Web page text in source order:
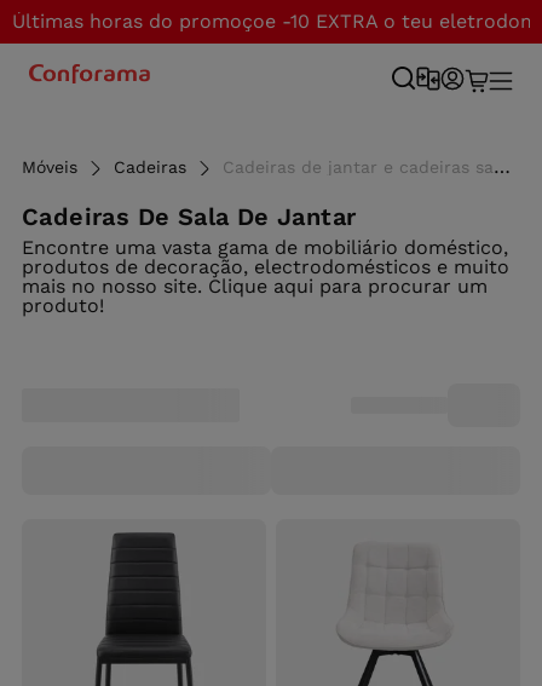
Últimas horas do promoçoe -10 EXTRA o teu
Móveis Cadeiras Cadeiras de jantar e cadeiras sala jantar ao melhor preço - Conforama
Cadeiras De Sala De Jantar
Encontre uma vasta gama de mobiliário doméstico,
produtos de decoração, electrodomésticos e muito
mais no nosso site. Clique aqui para procurar um
produto!